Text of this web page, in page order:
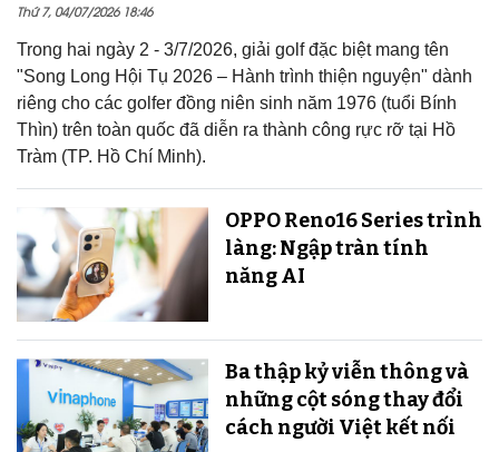
Thứ 7, 04/07/2026 18:46
Trong hai ngày 2 - 3/7/2026, giải golf đặc biệt mang tên
"Song Long Hội Tụ 2026 – Hành trình thiện nguyện" dành
riêng cho các golfer đồng niên sinh năm 1976 (tuổi Bính
Thìn) trên toàn quốc đã diễn ra thành công rực rỡ tại Hồ
Tràm (TP. Hồ Chí Minh).
OPPO Reno16 Series trình
làng: Ngập tràn tính
năng AI
Ba thập kỷ viễn thông và
những cột sóng thay đổi
cách người Việt kết nối